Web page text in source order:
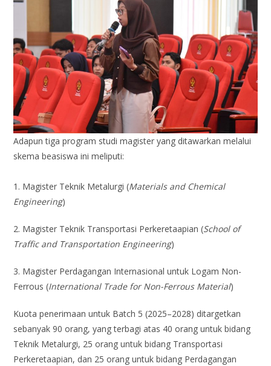
Adapun tiga program studi magister yang ditawarkan melalui
skema beasiswa ini meliputi:
1. Magister Teknik Metalurgi (Materials and Chemical
Engineering)
2. Magister Teknik Transportasi Perkeretaapian (School of
Traffic and Transportation Engineering)
3. Magister Perdagangan Internasional untuk Logam Non-
Ferrous (International Trade for Non-Ferrous Material)
Kuota penerimaan untuk Batch 5 (2025–2028) ditargetkan
sebanyak 90 orang, yang terbagi atas 40 orang untuk bidang
Teknik Metalurgi, 25 orang untuk bidang Transportasi
Perkeretaapian, dan 25 orang untuk bidang Perdagangan